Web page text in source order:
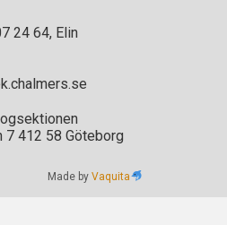
24 64, Elin
7 412 58 Göteborg
Made byVaquita